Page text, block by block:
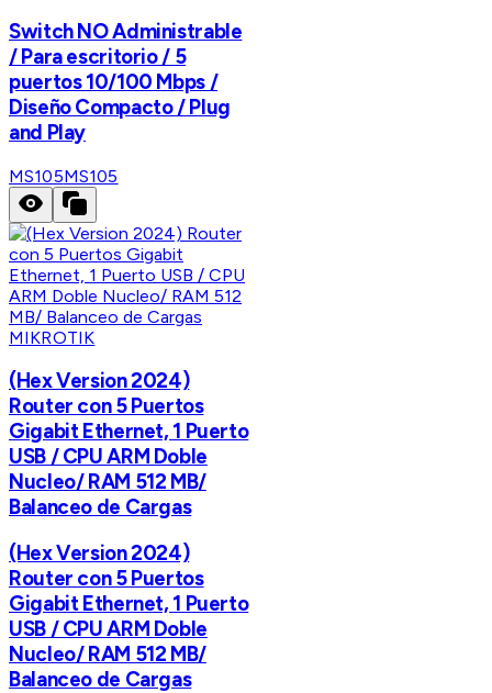
Switch NO Administrable
/ Para escritorio / 5
puertos 10/100 Mbps /
Diseño Compacto / Plug
and Play
MS105MS105
MIKROTIK
(Hex Version 2024)
Router con 5 Puertos
Gigabit Ethernet, 1 Puerto
USB / CPU ARM Doble
Nucleo/ RAM 512 MB/
Balanceo de Cargas
(Hex Version 2024)
Router con 5 Puertos
Gigabit Ethernet, 1 Puerto
USB / CPU ARM Doble
Nucleo/ RAM 512 MB/
Balanceo de Cargas